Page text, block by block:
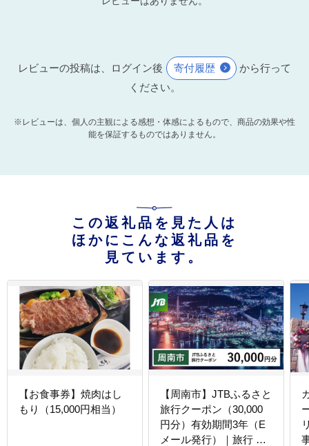
レビューの投稿は、ログイン後 寄付履歴
から行って
ください。
※レビューは、個人の主観による感想・体感によるもので、商品の効果や性
能を保証するものではありません。
この返礼品を見た人は
ほかにこんな返礼品を
見ています。
【お食事券】焼肉はし
もり（15,000円相当）
【周南市】JTBふるさと
旅行クーポン（30,000
円分）有効期間3年（E
メール発行）｜旅行 ト